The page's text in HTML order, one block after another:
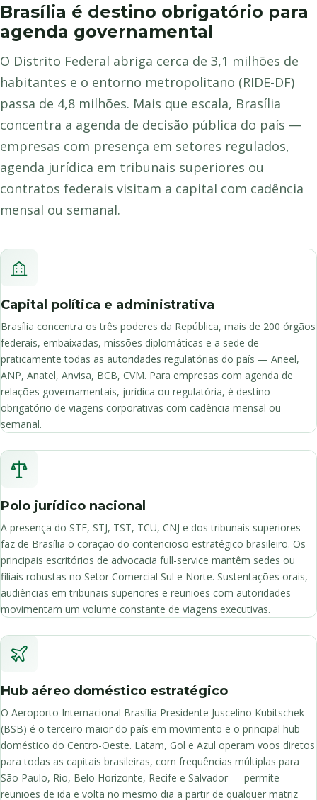
Brasília é destino obrigatório para
agenda governamental
O Distrito Federal abriga cerca de 3,1 milhões de
habitantes e o entorno metropolitano (RIDE-DF)
passa de 4,8 milhões. Mais que escala, Brasília
concentra a agenda de decisão pública do país —
empresas com presença em setores regulados,
agenda jurídica em tribunais superiores ou
contratos federais visitam a capital com cadência
mensal ou semanal.
Capital política e administrativa
Brasília concentra os três poderes da República, mais de 200 órgãos
federais, embaixadas, missões diplomáticas e a sede de
praticamente todas as autoridades regulatórias do país — Aneel,
ANP, Anatel, Anvisa, BCB, CVM. Para empresas com agenda de
relações governamentais, jurídica ou regulatória, é destino
obrigatório de viagens corporativas com cadência mensal ou
semanal.
Polo jurídico nacional
A presença do STF, STJ, TST, TCU, CNJ e dos tribunais superiores
faz de Brasília o coração do contencioso estratégico brasileiro. Os
principais escritórios de advocacia full-service mantêm sedes ou
filiais robustas no Setor Comercial Sul e Norte. Sustentações orais,
audiências em tribunais superiores e reuniões com autoridades
movimentam um volume constante de viagens executivas.
Hub aéreo doméstico estratégico
O Aeroporto Internacional Brasília Presidente Juscelino Kubitschek
(BSB) é o terceiro maior do país em movimento e o principal hub
doméstico do Centro-Oeste. Latam, Gol e Azul operam voos diretos
para todas as capitais brasileiras, com frequências múltiplas para
São Paulo, Rio, Belo Horizonte, Recife e Salvador — permite
reuniões de ida e volta no mesmo dia a partir de qualquer matriz